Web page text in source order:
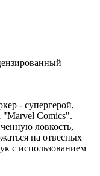
- супергерой,
"Marvel Comics".
ловкость,
на отвесных
с использованием